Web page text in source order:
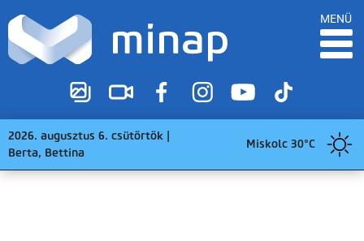
MENÜ
2026. augusztus 6. csütörtök |
Berta, Bettina
Miskolc 30°C